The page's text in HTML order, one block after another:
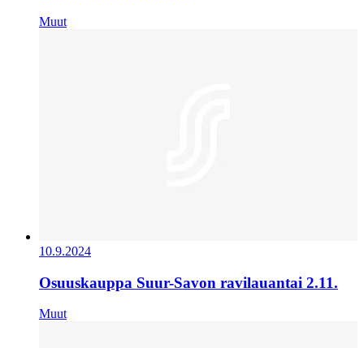
Muut
10.9.2024
Osuuskauppa Suur-Savon ravilauantai 2.11.
Muut